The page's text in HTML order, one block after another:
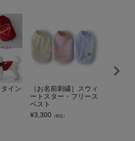
イン
［お名前刺繍］スウィ
ートスター・フリース
ベスト
¥3,300 （税込）